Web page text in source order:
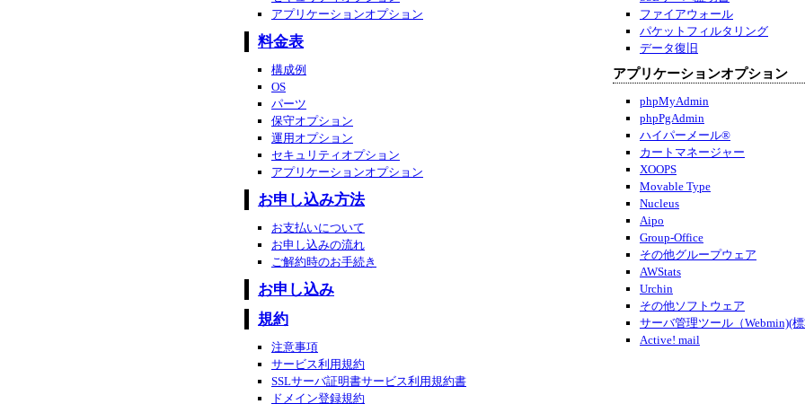
アプリケーションオプション
料金表
構成例
OS
パーツ
保守オプション
運用オプション
セキュリティオプション
アプリケーションオプション
お申し込み方法
お支払いについて
お申し込みの流れ
ご解約時のお手続き
お申し込み
規約
注意事項
サービス利用規約
SSLサーバ証明書サービス利用規約書
ドメイン登録規約
ファイアウォール
パケットフィルタリング
データ復旧
アプリケーションオプション
phpMyAdmin
phpPgAdmin
ハイパーメール®
カートマネージャー
XOOPS
Movable Type
Nucleus
Aipo
Group-Office
その他グループウェア
AWStats
Urchin
その他ソフトウェア
サーバ管理ツール（Webmin)(
Active! mail